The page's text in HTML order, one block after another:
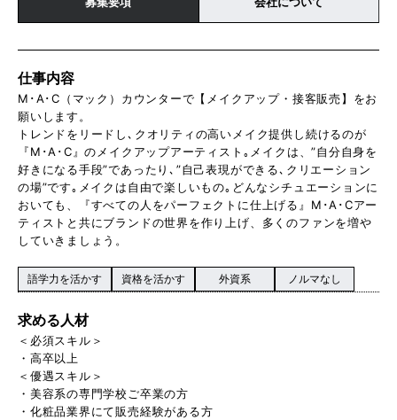
仕事内容
M･A･C（マック）カウンターで【メイクアップ・接客販売】をお
願いします。
トレンドをリードし､クオリティの高いメイク提供し続けるのが
『M･A･C』のメイクアップアーティスト｡メイクは、”自分自身を
好きになる手段”であったり､”自己表現ができる､クリエーション
の場”です｡メイクは自由で楽しいもの｡どんなシチュエーションに
おいても、『すべての人をパーフェクトに仕上げる』M･A･Cアー
ティストと共にブランドの世界を作り上げ、多くのファンを増や
していきましょう。
語学力を活かす 資格を活かす 外資系 ノルマなし
求める人材
＜必須スキル＞
・高卒以上
＜優遇スキル＞
・美容系の専門学校ご卒業の方
・化粧品業界にて販売経験がある方